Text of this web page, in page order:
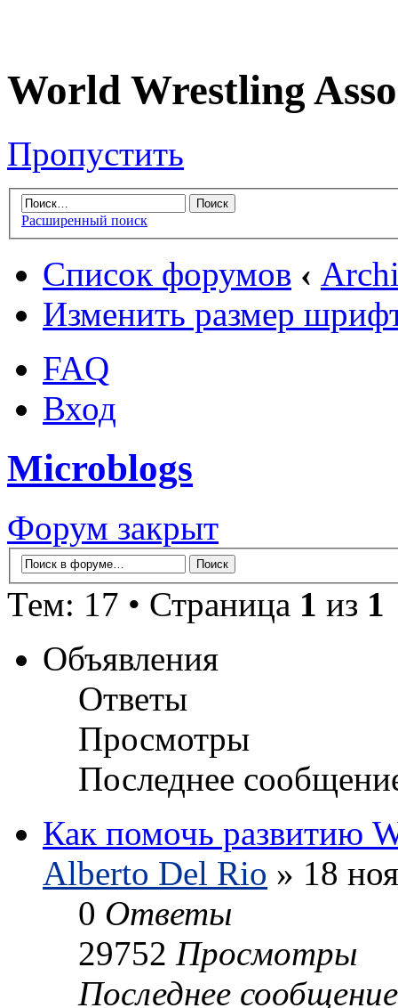
World Wrestling
Пропустить
Расширенный поиск
Список форумов ‹
Изменить размер
FAQ
Вход
Microblogs
Форум закрыт
Тем: 17 • Страница 1 из 1
Объявления
Ответы
Просмотры
Последнее
Как помочь развитию
Alberto Del Rio » 18
0 Ответы
29752 Просмотры
Последнее